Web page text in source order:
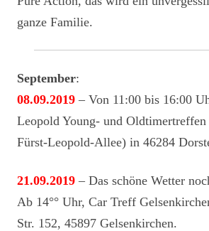
ganze Familie.
September:
08.09.2019 – Von 11:00 bis 16:00
Leopold Young- und
Fürst-Leopold-Allee) in 46284
21.09.2019 – Das schöne Wetter
Ab 14°° Uhr, Car Treff
Str. 152, 45897 Gelsenkirchen.